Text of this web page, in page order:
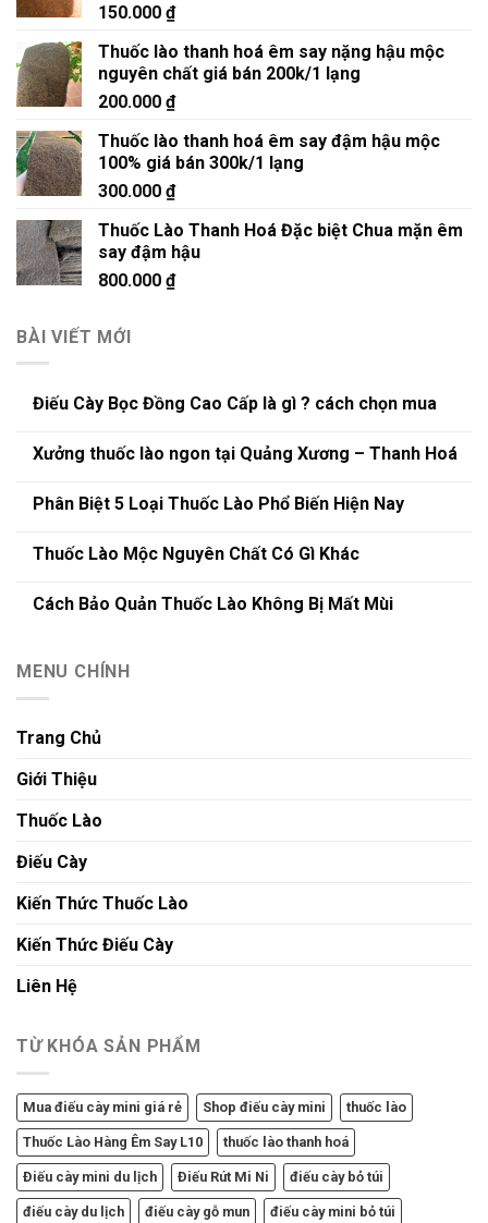
150.000 ₫
Thuốc lào thanh hoá êm say nặng hậu mộc
nguyên chất giá bán 200k/1 lạng
200.000 ₫
Thuốc lào thanh hoá êm say đậm hậu mộc
100% giá bán 300k/1 lạng
300.000 ₫
Thuốc Lào Thanh Hoá Đặc biệt Chua mặn êm
say đậm hậu
800.000 ₫
BÀI VIẾT MỚI
Điếu Cày Bọc Đồng Cao Cấp là gì ? cách chọn mua
Xưởng thuốc lào ngon tại Quảng Xương – Thanh Hoá
Phân Biệt 5 Loại Thuốc Lào Phổ Biến Hiện Nay
Thuốc Lào Mộc Nguyên Chất Có Gì Khác
Cách Bảo Quản Thuốc Lào Không Bị Mất Mùi
MENU CHÍNH
Trang Chủ
Giới Thiệu
Thuốc Lào
Điếu Cày
Kiến Thức Thuốc Lào
Kiến Thức Điếu Cày
Liên Hệ
TỪ KHÓA SẢN PHẨM
Mua điếu cày mini giá rẻ Shop điếu cày mini thuốc lào
Thuốc Lào Hàng Êm Say L10 thuốc lào thanh hoá
Điếu cày mini du lịch Điếu Rút Mi Ni điếu cày bỏ túi
điếu cày du lịch điếu cày gỗ mun điếu cày mini bỏ túi